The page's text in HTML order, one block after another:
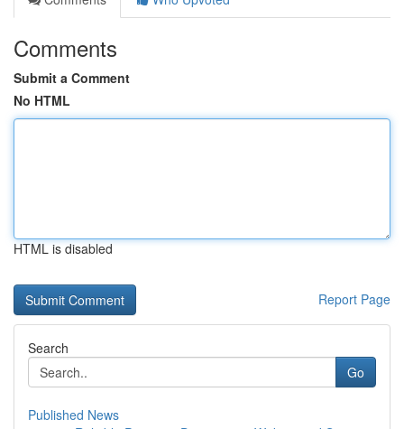
Comments
Submit a Comment
No HTML
HTML is disabled
Report Page
Search
Go
Published News